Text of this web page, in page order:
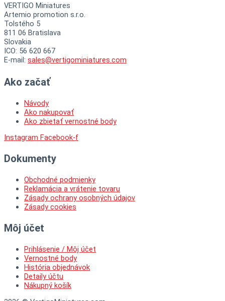
VERTIGO Miniatures
Artemio promotion s.r.o.
Tolstého 5
811 06 Bratislava
Slovakia
ICO: 56 620 667
E-mail: sales@vertigominiatures.com
Ako začať
Návody
Ako nakupovať
Ako zbietať vernostné body
Instagram Facebook-f
Dokumenty
Obchodné podmienky
Reklamácia a vrátenie tovaru
Zásady ochrany osobných údajov
Zásady cookies
Môj účet
Prihlásenie / Môj účet
Vernostné body
História objednávok
Detaily účtu
Nákupný košík